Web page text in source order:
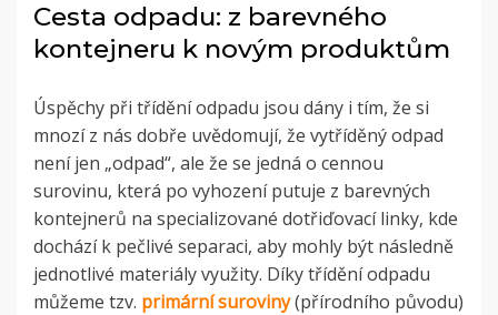
Cesta odpadu: z barevného
kontejneru k novým produktům
Úspěchy při třídění odpadu jsou dány i tím, že si
mnozí z nás dobře uvědomují, že vytříděný odpad
není jen „odpad“, ale že se jedná o cennou
surovinu, která po vyhození putuje z barevných
kontejnerů na specializované dotřiďovací linky, kde
dochází k pečlivé separaci, aby mohly být následně
jednotlivé materiály využity. Díky třídění odpadu
můžeme tzv. primární suroviny(přírodního původu)